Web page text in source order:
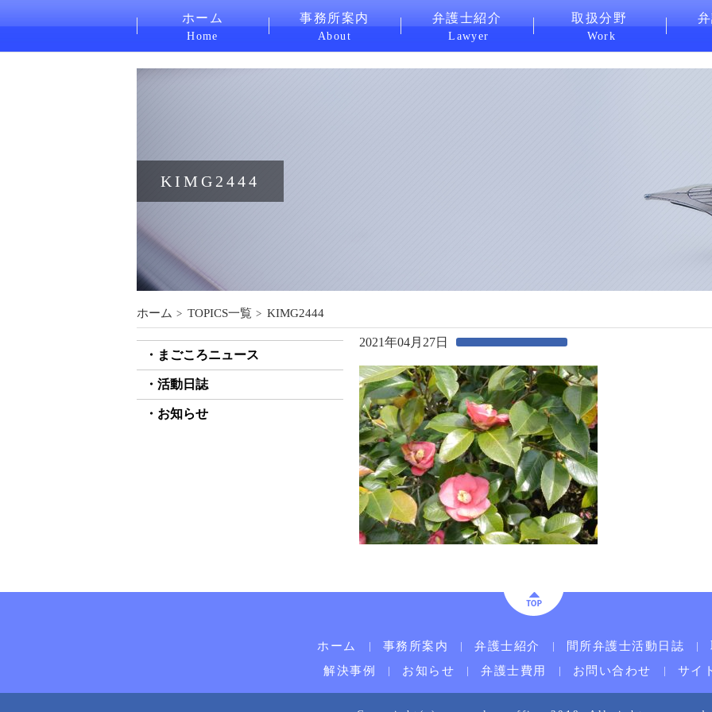
ホーム
Home
事務所案内
About
弁護士紹介
Lawyer
取扱分野
Work
KIMG2444
ホーム TOPICS一覧 KIMG2444
2021年04月27日
まごころニュース
活動日誌
お知らせ
ホーム 事務所案内 弁護士紹介 間所弁護士活動日誌
解決事例
お知らせ 弁護士費用 お問い合わせ サイ